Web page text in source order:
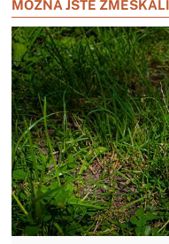
MOŽNÁ JSTE ZMEŠKALI